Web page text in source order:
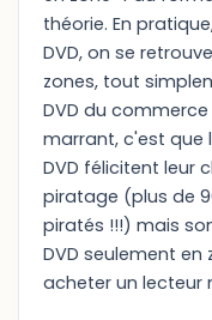
théorie. En
DVD, on se
zones, tout
DVD du
marrant, c'est que
DVD félicitent leur
piratage (plus de
piratés !!!) mais
DVD seulement
acheter un lecteur